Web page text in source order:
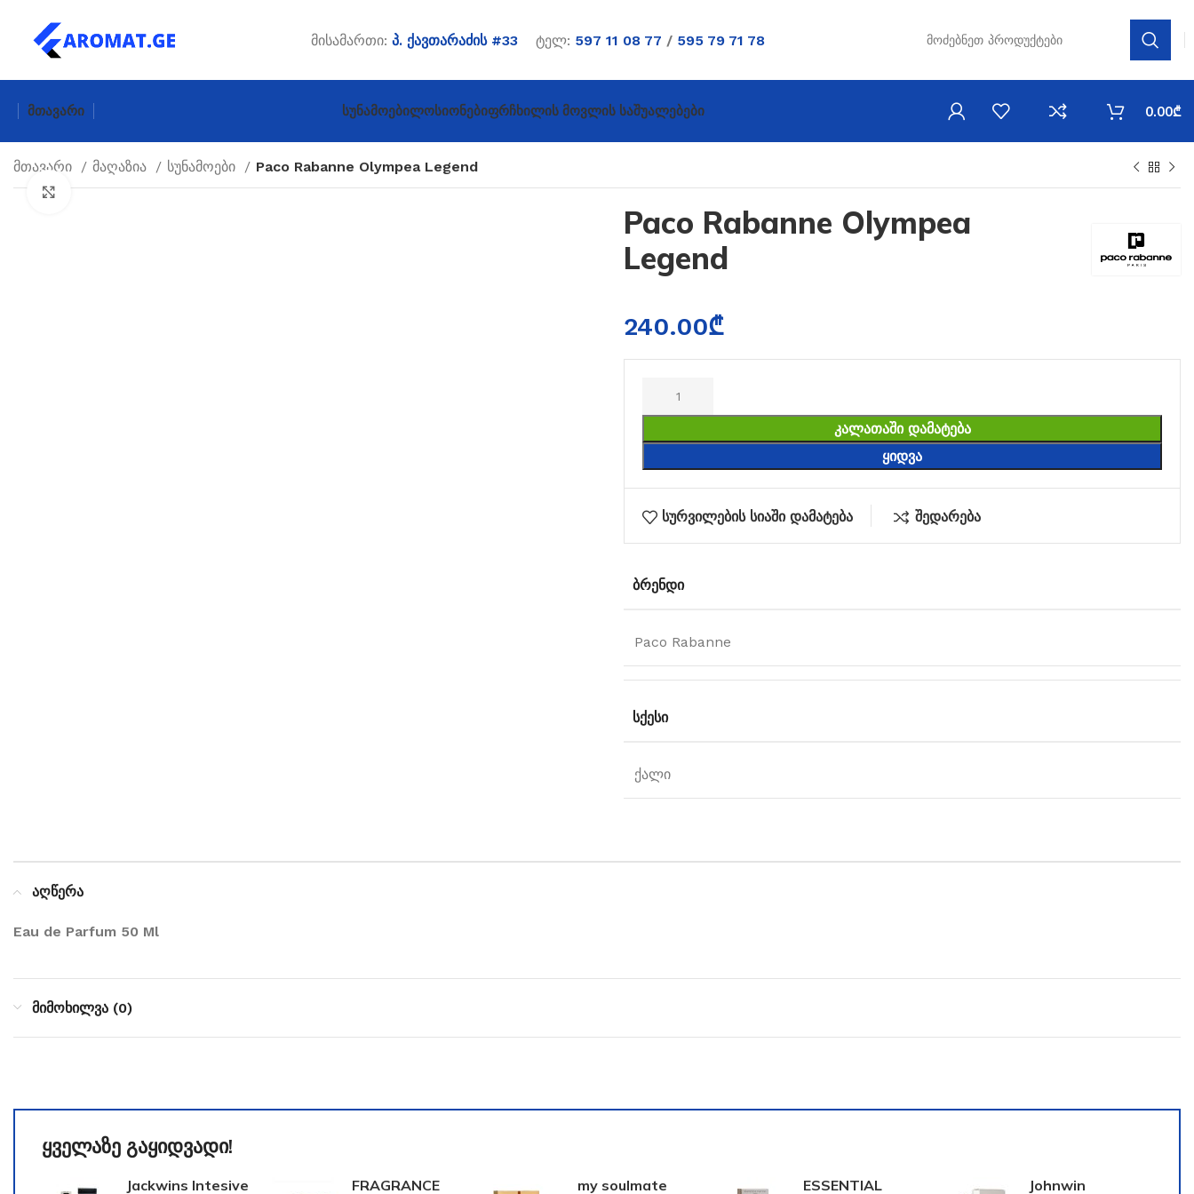
მისამართი: პ. ქავთარაძის #33 ტელ: 597 11 08 77 / 595 79 71 78
Მთავარი ᲡუნამოებიᲚოსიონებიᲤრჩხილის Მოვლის Საშუალებები 0.00₾
მთავარი მაღაზია სუნამოები Paco Rabanne Olympea Legend
Click to enlarge
Paco Rabanne Olympea
Legend
240.00₾
ᲙᲐᲚᲐᲗᲐᲨᲘ ᲓᲐᲛᲐᲢᲔᲑᲐ
ᲧᲘᲓᲕᲐ
სურვილების სიაში დამატება შედარება
ᲑᲠᲔᲜᲓᲘ
Paco Rabanne
ᲡᲥᲔᲡᲘ
ქალი
აღწერა
Eau de Parfum 50 Ml
მიმოხილვა (0)
ყველაზე გაყიდვადი!
Jackwins Intesive
FRAGRANCE
my soulmate
ESSENTIAL
Johnwin